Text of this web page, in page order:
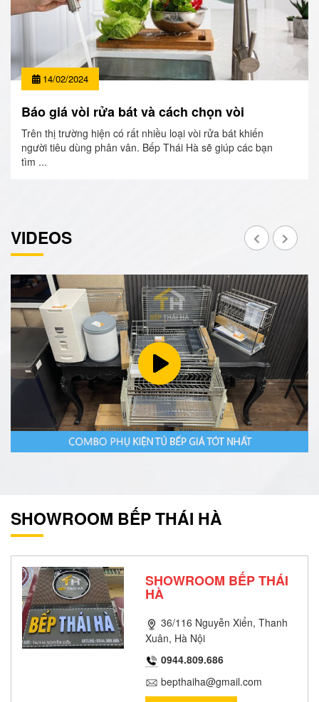
14/02/2024
Báo giá vòi rửa bát và cách chọn vòi
Trên thị trường hiện có rất nhiều loại vòi rửa bát khiến
người tiêu dùng phân vân. Bếp Thái Hà sẽ giúp các bạn
tìm ...
VIDEOS
SHOWROOM BẾP THÁI HÀ
SHOWROOM BẾP THÁI
HÀ
36/116 Nguyễn Xiển, Thanh
Xuân, Hà Nội
0944.809.686
bepthaiha@gmail.com